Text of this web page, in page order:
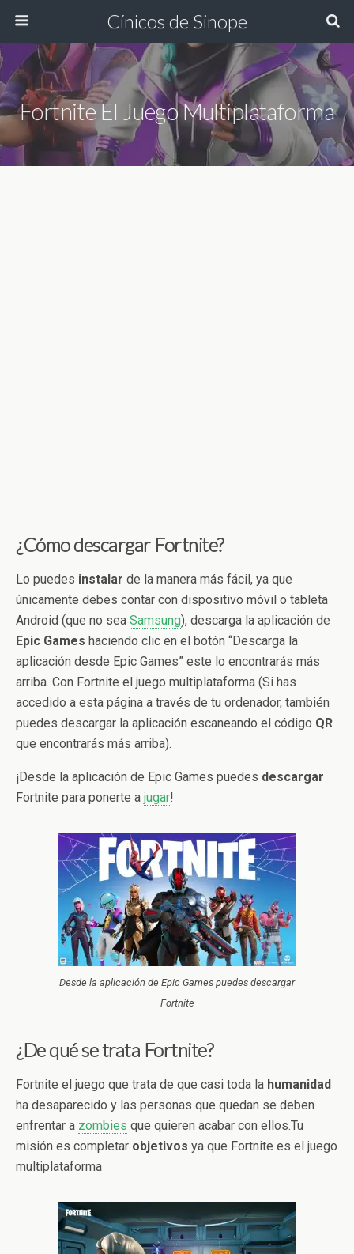
Cínicos de Sinope
Fortnite El Juego Multiplataforma
¿Cómo descargar Fortnite?
Lo puedes instalar de la manera más fácil, ya que
únicamente debes contar con dispositivo móvil o tableta
Android (que no sea Samsung), descarga la aplicación de
Epic Games haciendo clic en el botón “Descarga la
aplicación desde Epic Games” este lo encontrarás más
arriba. Con Fortnite el juego multiplataforma (Si has
accedido a esta página a través de tu ordenador, también
puedes descargar la aplicación escaneando el código QR
que encontrarás más arriba).
¡Desde la aplicación de Epic Games puedes descargar
Fortnite para ponerte a jugar!
Desde la aplicación de Epic Games puedes descargar
Fortnite
¿De qué se trata Fortnite?
Fortnite el juego que trata de que casi toda la humanidad
ha desaparecido y las personas que quedan se deben
enfrentar a zombies que quieren acabar con ellos.Tu
misión es completar objetivos ya que Fortnite es el juego
multiplataforma